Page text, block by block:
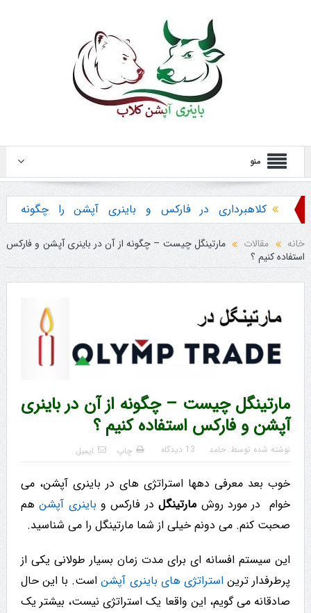
منو
کلاهبرداری در فارکس و باینری آپشن را چگونه
تشخیص دهیم ؟
هشدار در مورد خرید استراتژی ها و پکیج آموزش
باینری آپشن
خانه مقالات
مارتینگل چیست – چگونه از آن در باینری آپشن و فارکس
استفاده کنیم ؟
مارتینگل چیست – چگونه از آن در باینری
آپشن و فارکس استفاده کنیم ؟
نوشته شده توسط: حامد 13 دیدگاه چاپ ایمیل
خوب بعد معرفی دهها استراتژی های در باینری آپشن، می
خوام در مورد روش مارتینگل در فارکس و باینری آپشنهم
صحبت کنم. می دونم خیلی از شما مارتینگل را می شناسید.
این سیستم افسانه ای برای مدت زمان بسیار طولانی یکی از
پرطرفدار تریناستراتژی های باینری آپشناست. با این حال
صادقانه می گویم، این واقعا یک استراتژی نیست، بیشتر یک